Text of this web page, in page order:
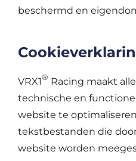
beschermd en
VRX1® Racing maakt
technische en
website te
tekstbestanden die
website worden